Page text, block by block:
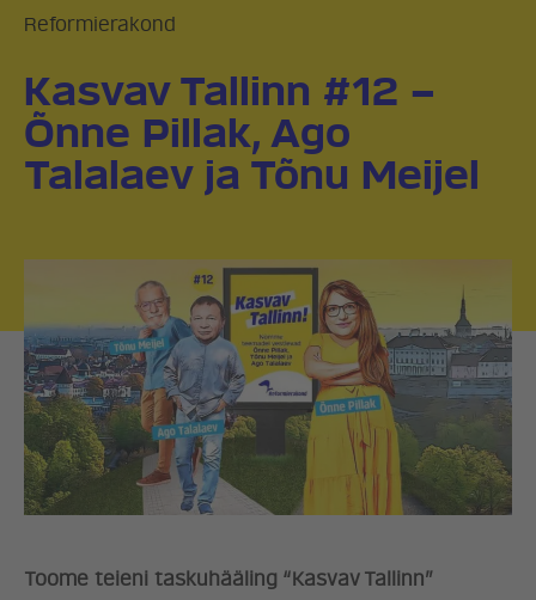
Reformierakond
Kasvav Tallinn #12 –
Õnne Pillak, Ago
Talalaev ja Tõnu Meijel
Toome teieni taskuhääling “Kasvav Tallinn”